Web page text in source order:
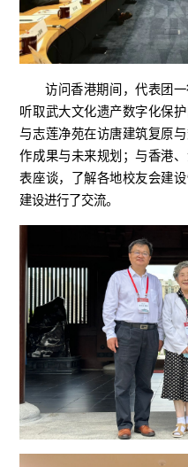
访问香港期间，代表团
听取武大文化遗产数字化保
与志莲净苑在访唐建筑复原
作成果与未来规划；与香港
表座谈，了解各地校友会建
建设进行了交流。